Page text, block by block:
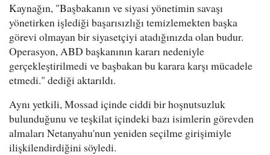
Kaynağın, "Başbakanın ve siyasi yönetimin savaşı
yönetirken işlediği başarısızlığı temizlemekten başka
görevi olmayan bir siyasetçiyi atadığınızda olan budur.
Operasyon, ABD başkanının kararı nedeniyle
gerçekleştirilmedi ve başbakan bu karara karşı mücadele
etmedi." dediği aktarıldı.
Aynı yetkili, Mossad içinde ciddi bir hoşnutsuzluk
bulunduğunu ve teşkilat içindeki bazı isimlerin görevden
almaları Netanyahu'nun yeniden seçilme girişimiyle
ilişkilendirdiğini söyledi.